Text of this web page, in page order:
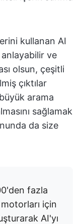
kullanan AI
ve
olsun, çeşitli
çıktılar
arama
sağlamak
da size
fazla
için
AI'yı